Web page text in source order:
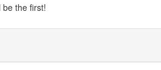
be the first!